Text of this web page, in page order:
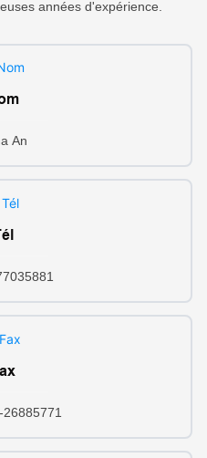
années d'expérience.
An